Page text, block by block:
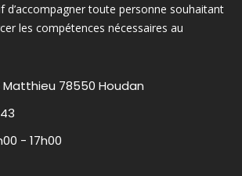
d’accompagner toute personne souhaitant
les compétences nécessaires au
Matthieu 78550 Houdan
- 17h00